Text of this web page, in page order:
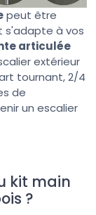
peut être
s'adapte à vos
articulée
extérieur
tournant, 2/4
de
un escalier
kit main
?